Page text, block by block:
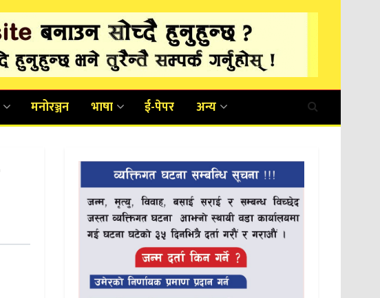
मनोरञ्जन भाषा ई-पेपर अन्य